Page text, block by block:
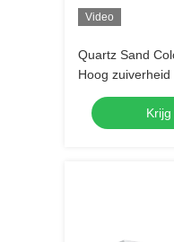
Video
Quartz Sand
Hoog
Sorting